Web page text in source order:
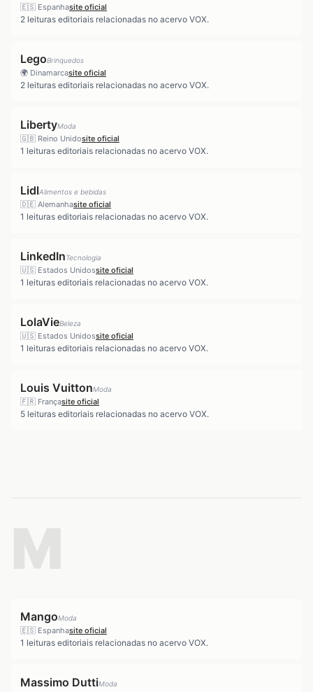
🇪🇸 Espanhasite oficial
2 leituras editoriais relacionadas no acervo VOX.
LegoBrinquedos
🌍 Dinamarcasite oficial
2 leituras editoriais relacionadas no acervo VOX.
LibertyModa
🇬🇧 Reino Unidosite oficial
1 leituras editoriais relacionadas no acervo VOX.
LidlAlimentos e bebidas
🇩🇪 Alemanhasite oficial
1 leituras editoriais relacionadas no acervo VOX.
LinkedInTecnologia
🇺🇸 Estados Unidossite oficial
1 leituras editoriais relacionadas no acervo VOX.
LolaVieBeleza
🇺🇸 Estados Unidossite oficial
1 leituras editoriais relacionadas no acervo VOX.
Louis VuittonModa
🇫🇷 Françasite oficial
5 leituras editoriais relacionadas no acervo VOX.
MangoModa
🇪🇸 Espanhasite oficial
1 leituras editoriais relacionadas no acervo VOX.
Massimo DuttiModa